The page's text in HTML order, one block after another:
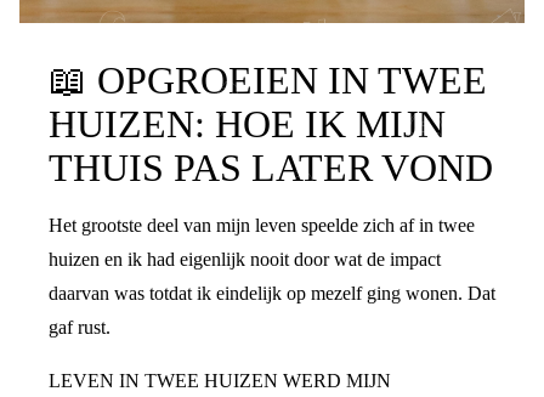
📖 OPGROEIEN IN TWEE
HUIZEN: HOE IK MIJN
THUIS PAS LATER VOND
Het grootste deel van mijn leven speelde zich af in twee
huizen en ik had eigenlijk nooit door wat de impact
daarvan was totdat ik eindelijk op mezelf ging wonen. Dat
gaf rust.
LEVEN IN TWEE HUIZEN WERD MIJN